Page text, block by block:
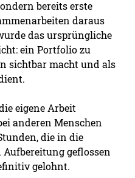
bereits erste
daraus
das ursprüngliche
ein Portfolio zu
sichtbar macht und als
eigene Arbeit
anderen Menschen
die in die
geflossen
gelohnt.